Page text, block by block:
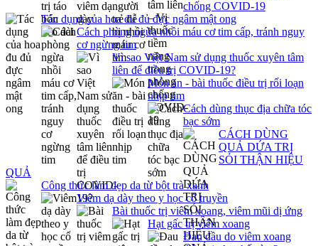
chống COVID-19
Tác dụng của hoa đu đủ đực ngâm mật ong
Cách phòng ngừa nhồi máu cơ tim cấp, tránh nguy
cơ ngừng tim
Vì sao Việt Nam sử dụng thuốc xuyên tâm
liên để điều trị COVID-19?
Món ăn - bài thuốc điều trị rối loạn
nhịp tim
Cách dùng thục địa chữa tóc
bạc sớm
CÁCH DÙNG
QUẢ DỨA TRỊ
SỎI THẬN HIỆU
QUẢ
Công thức làm đẹp da từ bột trà xanh
Viêm dạ dày theo y học cổ truyền
Bài thuốc trị viêm xoang, viêm mũi dị ứng
Hạt gấc trị viêm xoang
Đau đầu do viêm xoang